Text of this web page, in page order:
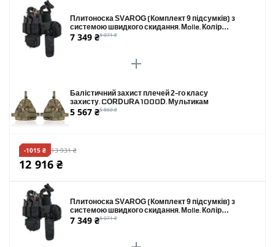
Плитоноска SVAROG (Комплект 9 підсумків) з
системою швидкого скидання. Molle. Колір
Чорний.
7 349 ₴8 071 ₴
Балістичний захист плечей 2-го класу
захисту. CORDURA 1000D. Мультикам
5 567 ₴5 860 ₴
-1015 ₴ 13 931 ₴
12 916 ₴
Плитоноска SVAROG (Комплект 9 підсумків) з
системою швидкого скидання. Molle. Колір
Чорний.
7 349 ₴8 071 ₴